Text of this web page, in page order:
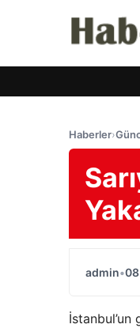
Haberler›
admin•